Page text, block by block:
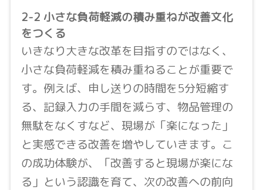
2-2 小さな負荷軽減の積み重ねが改善文化
をつくる
いきなり大きな改革を目指すのではなく、
小さな負荷軽減を積み重ねることが重要で
す。例えば、申し送りの時間を5分短縮す
る、記録入力の手間を減らす、物品管理の
無駄をなくすなど、現場が「楽になった」
と実感できる改善を増やしていきます。こ
の成功体験が、「改善すると現場が楽にな
る」という認識を育て、次の改善への前向